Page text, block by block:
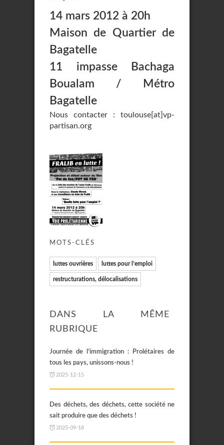
14 mars 2012 à 20h
Maison de Quartier de
Bagatelle
11 impasse Bachaga
Boualam / Métro
Bagatelle
Nous contacter : toulouse[at]vp-
partisan.org
MOTS-CLÉS
luttes ouvrières luttes pour l’emploi
restructurations, délocalisations
DANS LA MÊME
RUBRIQUE
Journée de l’immigration : Prolétaires de
tous les pays, unissons-nous !
2025-12-15
Des déchets, des déchets, cette société ne
sait produire que des déchets !
2025-09-18